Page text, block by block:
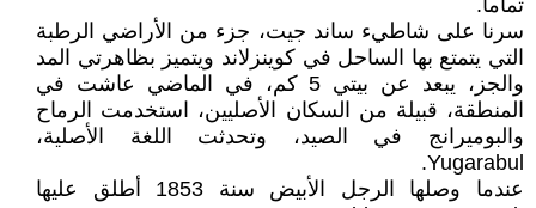
تماما.
سرنا على شاطيء ساند جيت، جزء من الأراضي الرطبة
التي يتمتع بها الساحل في كوينزلاند ويتميز بظاهرتي المد
والجز، يبعد عن بيتي 5 كم، في الماضي عاشت في
المنطقة، قبيلة من السكان الأصليين، استخدمت الرماح
والبوميرانج في الصيد، وتحدثت اللغة الأصلية،
Yugarabul.
عندما وصلها الرجل الأبيض سنة 1853 أطلق عليها